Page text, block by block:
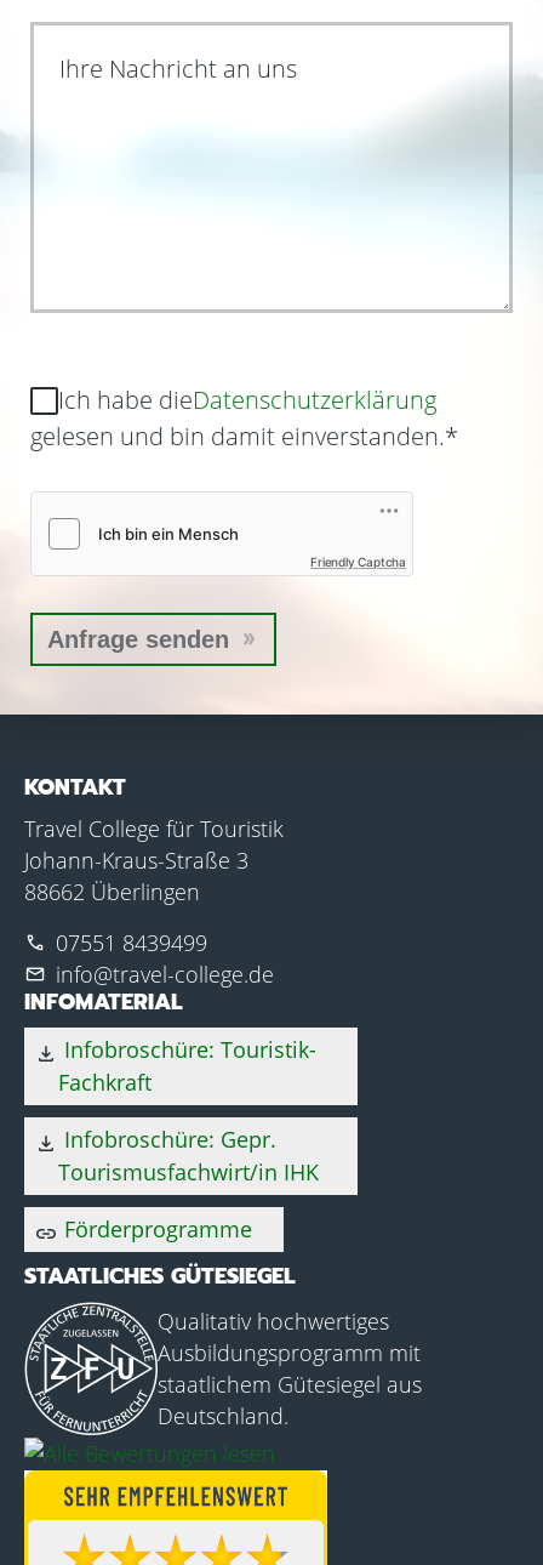
Ihre Nachricht an uns
Ich habe dieDatenschutzerklärung
gelesen und bin damit einverstanden.*
Friendly Captcha
KONTAKT
Travel College für Touristik
Johann-Kraus-Straße 3
88662 Überlingen
phone 07551 8439499
mail info@travel-college.de
INFOMATERIAL
download Infobroschüre: Touristik-
Fachkraft
download Infobroschüre: Gepr.
Tourismusfachwirt/in IHK
link Förderprogramme
STAATLICHES GÜTESIEGEL
Qualitativ hochwertiges
Ausbildungsprogramm mit
staatlichem Gütesiegel aus
Deutschland.